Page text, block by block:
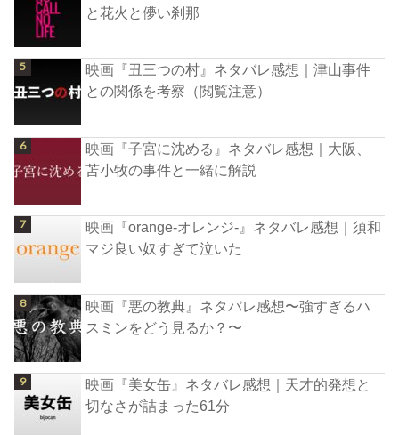
と花火と儚い刹那
映画『丑三つの村』ネタバレ感想｜津山事件
との関係を考察（閲覧注意）
映画『子宮に沈める』ネタバレ感想｜大阪、
苫小牧の事件と一緒に解説
映画『orange-オレンジ-』ネタバレ感想｜須和
マジ良い奴すぎて泣いた
映画『悪の教典』ネタバレ感想〜強すぎるハ
スミンをどう見るか？〜
映画『美女缶』ネタバレ感想｜天才的発想と
切なさが詰まった61分